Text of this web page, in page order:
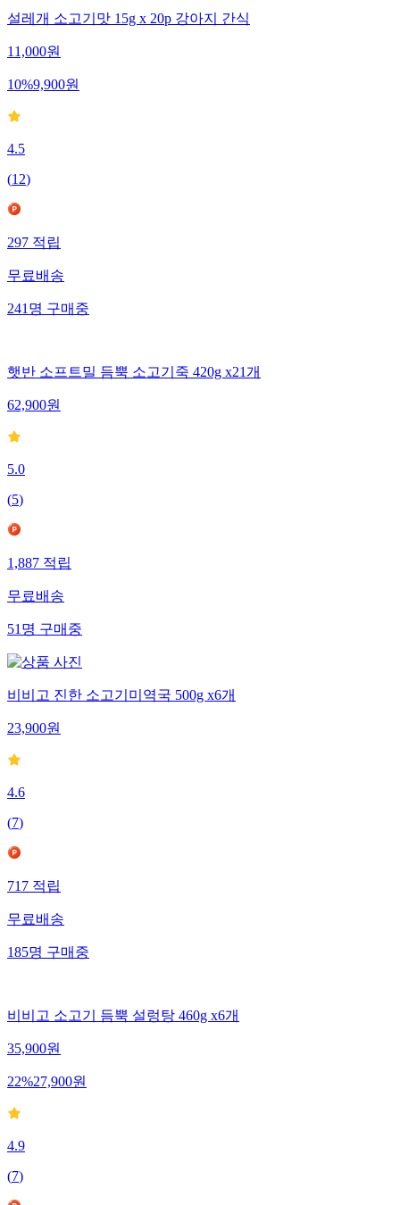
설레개 소고기맛 15g x 20p 강아지 간식
11,000원
10%9,900원
4.5
(12)
297 적립
무료배송
241 명 구매중
햇반 소프트밀 듬뿍 소고기죽 420g x21개
62,900원
5.0
(5)
1,887적립
무료배송
51명구매중
비비고 진한 소고기미역국 500g x6개
23,900원
4.6
(7)
717적립
무료배송
185명구매중
비비고 소고기 듬뿍 설렁탕 460g x6개
35,900원
22%27,900원
4.9
(7)